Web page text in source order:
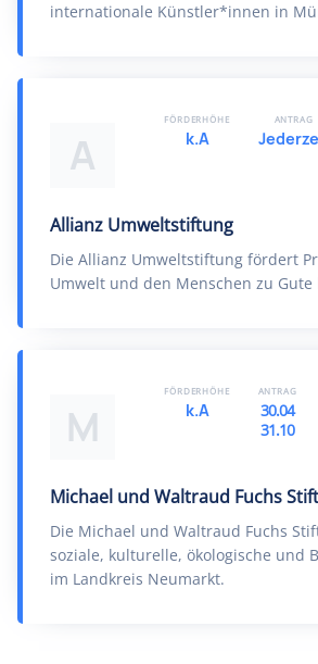
internationale Künstler*innen in
A
Allianz Umweltstiftung
Die Allianz Umweltstiftung fördert
Umwelt und den Menschen zu Gute
FÖRDERHÖHE
k.A
ANTRAG
M
Michael und Waltraud Fuchs
Die Michael und Waltraud Fuchs
soziale, kulturelle, ökologische und
im Landkreis Neumarkt.
FÖRDERHÖHE
k.A
ANTRAG
30.04
31.10